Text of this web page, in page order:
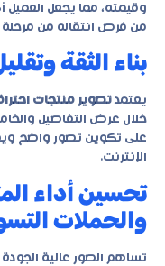
وقيمته، مما يجعل العميل
من فرص انتقاله من مرحلة
بناء الثقة
يعتمد تصوير منتجات
خلال عرض التفاصيل
على تكوين تصور واضح
الإنترنت.
تحسين أداء
والحملات
تساهم الصور عالية